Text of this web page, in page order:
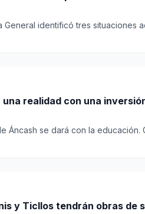
General identificó tres situaciones
Áncash se dará con la educación.
y Ticllos tendrán obras de